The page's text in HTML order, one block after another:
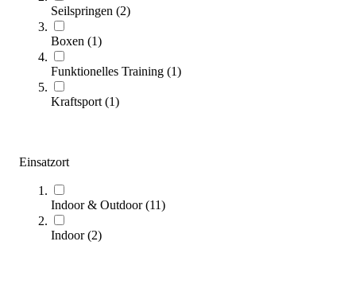
Seilspringen (2)
Boxen (1)
Funktionelles Training (1)
Kraftsport (1)
Einsatzort
Indoor & Outdoor(11)
Indoor(2)
tanga sports® Rope Skipping Springseil
ab
5,95 €
Zum Produkt
Varianten zur Auswahl
Sofort lieferbar